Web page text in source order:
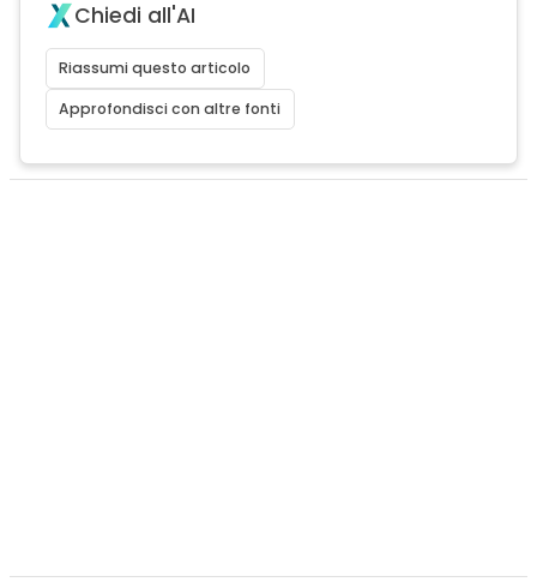
Chiedi all'AI
Riassumi questo articolo
Approfondisci con altre fonti